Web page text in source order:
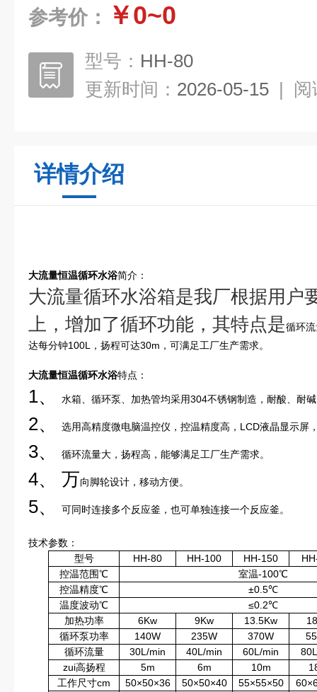
参考价： ￥0~0
型号： HH-80
更新时间： 2026-05-15 | 阅
详情介绍
大流量恒温循环水浴简介：
大流量循环水浴箱是我厂根据用户
上，增加了循环功能，其特点是循环
达每分钟100L，扬程可达30m，可满足工厂生产需求。
大流量恒温循环水浴特点：
1、 水箱、循环泵、加热管均采用304不锈钢制造，耐酸、耐
2、 选用高精度微电脑温控仪，控温精度高，LCD液晶显示屏
3、 循环流量大，扬程高，能够满足工厂生产需求。
4、 万向脚轮设计，移动方便。
5、 可同时连接多个反应釜，也可单独连接一个反应釜。
技术参数：
型号
HH-80 HH-100 HH-150
控温范围℃
室温-100℃
控温精度℃
±0.5℃
温度波动℃
≤0.2℃
加热功率
6Kw 9Kw 13.5Kw
循环泵功率
140W 235W 370W
循环流量
30L/min 40L/min 60L/min
zui高扬程
5m 6m 10m
工作尺寸cm
50×50×36 50×50×40 55×55×50